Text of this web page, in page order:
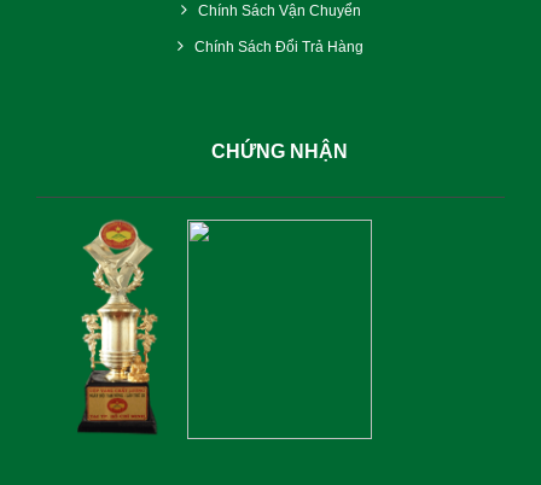
Chính Sách Vận Chuyển
Chính Sách Đổi Trả Hàng
CHỨNG NHẬN